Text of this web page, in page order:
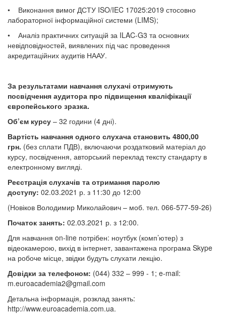
• Виконання вимог ДСТУ ISO/IEC 17025:2019 стосовно
лабораторної інформаційної системи (LIMS);
• Аналіз практичних ситуацій за ILAC-G3 та основних
невідповідностей, виявлених під час проведення
акредитаційних аудитів НААУ.
За результатами навчання слухачі отримують
посвідчення аудитора про підвищення кваліфікації
європейського зразка.
Об’єм курсу – 32 години (4 дні).
Вартість навчання одного слухача становить 4800,00
грн. (без сплати ПДВ), включаючи роздатковий матеріал до
курсу, посвідчення, авторський переклад тексту стандарту в
електронному вигляді.
Реєстрація слухачів та отримання паролю
доступу: 02.03.2021 р. з 11:30 до 12:00
(Новіков Володимир Миколайович – моб. тел. 066-577-59-26)
Початок занять: 02.03.2021 р. з 12:00.
Для навчання on-line потрібен: ноутбук (комп’ютер) з
відеокамерою, вихід в інтернет, завантажена програма Skype
на робоче місце, звідки будуть слухати лекцію.
Довідки за телефоном: (044) 332 – 999 - 1; e-mail:
m.euroacademia2@gmail.com
Детальна інформація, розклад занять:
http://www.euroacademia.com.ua.